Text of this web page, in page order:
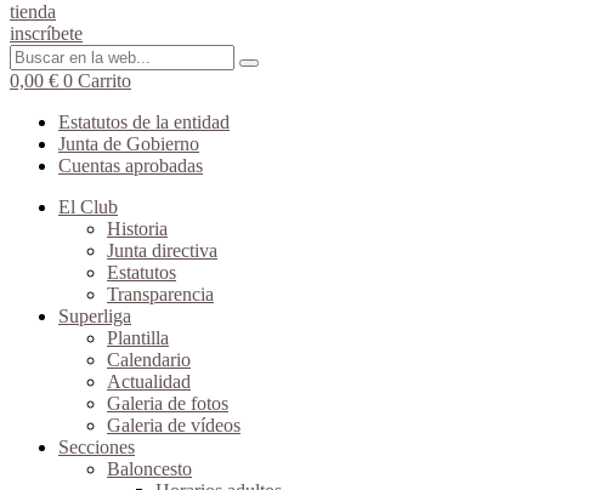
tienda
inscríbete
0,00 € 0 Carrito
Estatutos de la entidad
Junta de Gobierno
Cuentas aprobadas
El Club
Historia
Junta directiva
Estatutos
Transparencia
Superliga
Plantilla
Calendario
Actualidad
Galeria de fotos
Galeria de vídeos
Secciones
Baloncesto